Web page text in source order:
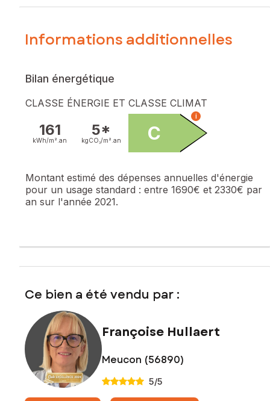
Informations additionnelles
Bilan énergétique
CLASSE ÉNERGIE ET CLASSE CLIMAT
161
kWh/m². an
5*
kgCO₂/m². an C
i
Montant estimé des dépenses annuelles d'énergie
pour un usage standard : entre 1690€ et 2330€ par
an sur l'année 2021.
Ce bien a été vendu par :
Françoise Hullaert
Meucon (56890)
5/5